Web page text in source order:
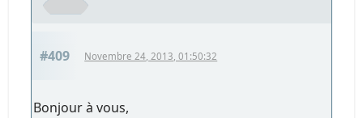
#409 Novembre 24, 2013, 01:50:32
Bonjour à vous,